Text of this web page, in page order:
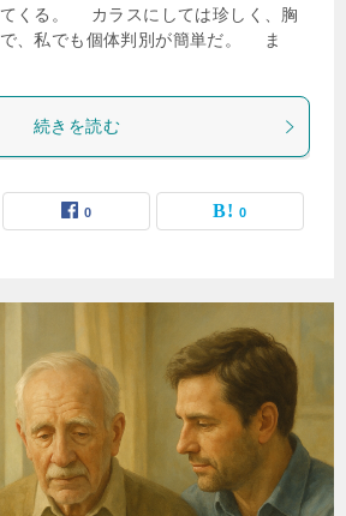
くる。 カラスにしては珍しく、胸
、私でも個体判別が簡単だ。 ま
続きを読む
0 0